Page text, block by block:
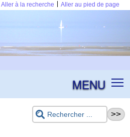
Aller à la recherche Aller au pied de page
MENU